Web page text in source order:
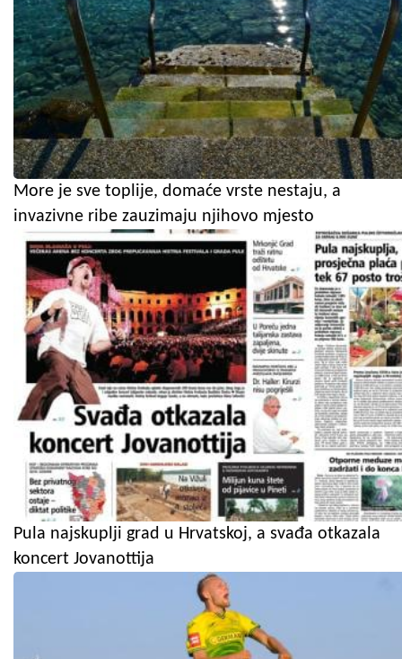
More je sve toplije, domaće vrste nestaju, a
invazivne ribe zauzimaju njihovo mjesto
Pula najskuplji grad u Hrvatskoj, a svađa otkazala
koncert Jovanottija